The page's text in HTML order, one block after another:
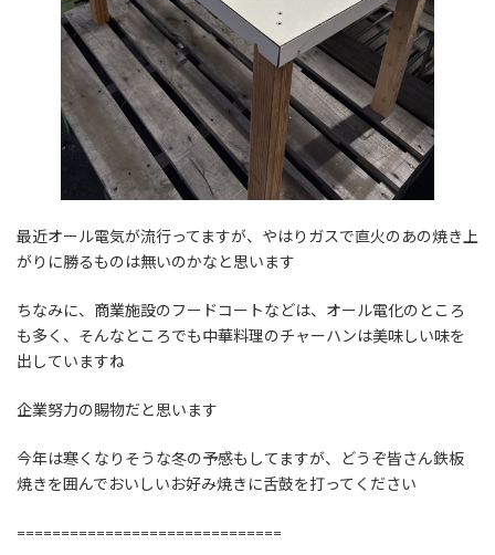
最近オール電気が流行ってますが、やはりガスで直火のあの焼き上
がりに勝るものは無いのかなと思います
ちなみに、商業施設のフードコートなどは、オール電化のところ
も多く、そんなところでも中華料理のチャーハンは美味しい味を
出していますね
企業努力の賜物だと思います
今年は寒くなりそうな冬の予感もしてますが、どうぞ皆さん鉄板
焼きを囲んでおいしいお好み焼きに舌鼓を打ってください
==============================